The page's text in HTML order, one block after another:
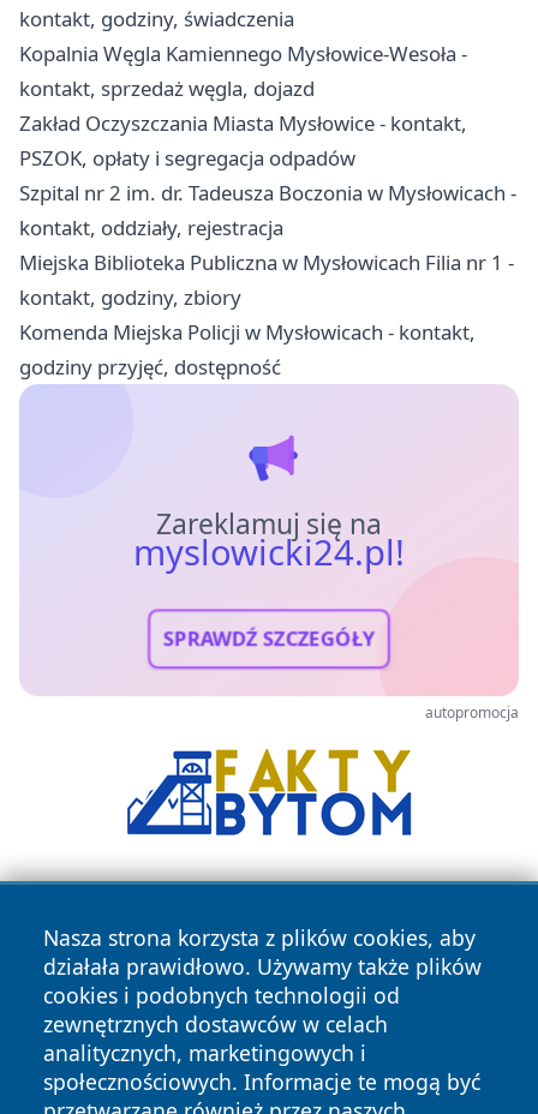
kontakt, godziny, świadczenia
Kopalnia Węgla Kamiennego Mysłowice-Wesoła -
kontakt, sprzedaż węgla, dojazd
Zakład Oczyszczania Miasta Mysłowice - kontakt,
PSZOK, opłaty i segregacja odpadów
Szpital nr 2 im. dr. Tadeusza Boczonia w Mysłowicach -
kontakt, oddziały, rejestracja
Miejska Biblioteka Publiczna w Mysłowicach Filia nr 1 -
kontakt, godziny, zbiory
Komenda Miejska Policji w Mysłowicach - kontakt,
godziny przyjęć, dostępność
Zareklamuj się na
myslowicki24.pl!
SPRAWDŹ SZCZEGÓŁY
autopromocja
Nasza strona korzysta z plików cookies, aby
działała prawidłowo. Używamy także plików
cookies i podobnych technologii od
zewnętrznych dostawców w celach
analitycznych, marketingowych i
społecznościowych. Informacje te mogą być
Copyright © 2026 myslowicki24.pl Wszystkie prawa
zastrzeżone.